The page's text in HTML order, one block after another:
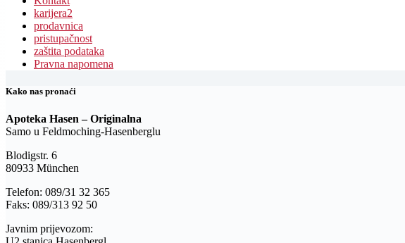
karijera2
prodavnica
pristupačnost
zaštita podataka
Pravna napomena
Kako nas pronaći
Apoteka Hasen – Originalna
Samo u Feldmoching-Hasenberglu
Blodigstr. 6
80933 München
Telefon: 089/31 32 365
Faks: 089/313 92 50
Javnim prijevozom: